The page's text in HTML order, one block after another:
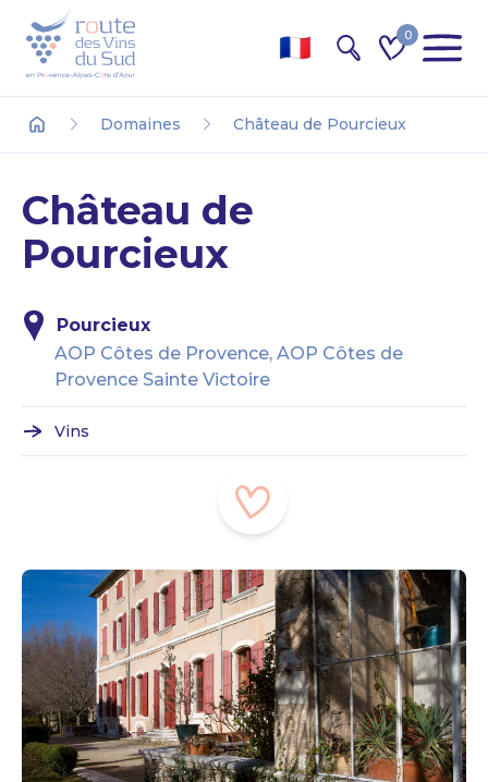
0
Domaines Château de Pourcieux
Château de
Pourcieux
Pourcieux
AOP Côtes de Provence, AOP Côtes de
Provence Sainte Victoire
Vins